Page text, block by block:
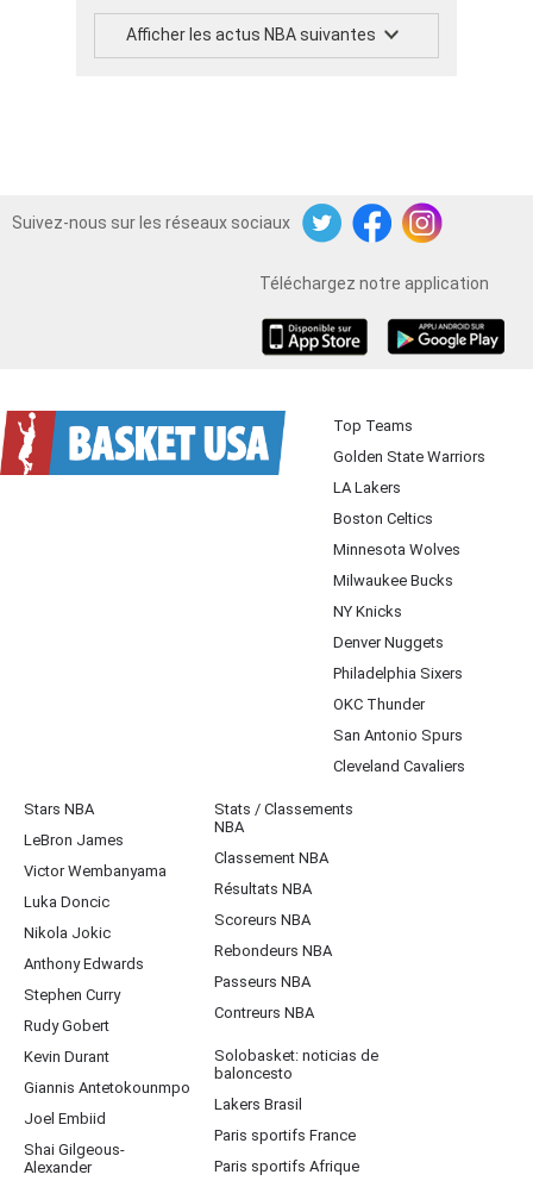
Afficher les actus NBA suivantes
Suivez-nous sur les réseaux sociaux
TwitterFacebookInstagram
Téléchargez notre application
Top Teams
Golden State Warriors
LA Lakers
Boston Celtics
Minnesota Wolves
Milwaukee Bucks
NY Knicks
Denver Nuggets
Philadelphia Sixers
OKC Thunder
San Antonio Spurs
Cleveland Cavaliers
Stars NBA
LeBron James
Victor Wembanyama
Luka Doncic
Nikola Jokic
Anthony Edwards
Stephen Curry
Rudy Gobert
Kevin Durant
Giannis Antetokounmpo
Joel Embiid
Shai Gilgeous-
Alexander
Stats / Classements
NBA
Classement NBA
Résultats NBA
Scoreurs NBA
Rebondeurs NBA
Passeurs NBA
Contreurs NBA
Solobasket: noticias de
baloncesto
Lakers Brasil
Paris sportifs France
Paris sportifs Afrique